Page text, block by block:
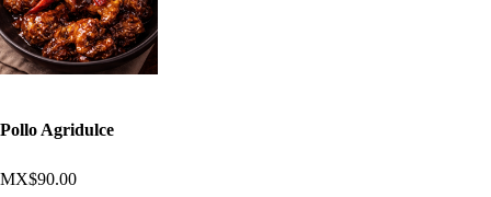
Pollo Agridulce
MX$90.00